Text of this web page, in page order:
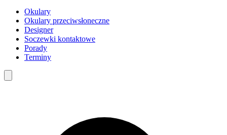
Okulary
Okulary przeciwsłoneczne
Designer
Soczewki kontaktowe
Porady
Terminy